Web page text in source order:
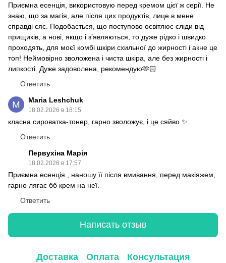
Приємна есенція, використовую перед кремом цієї ж серії. Не
знаю, що за магія, але після цих продуктів, лице в мене
справді сяє. Подобається, що поступово освітлює сліди від
прищиків, а нові, якщо і зʼявляються, то дуже рідко і швидко
проходять, для моєї комбі шкіри схильної до жирності і акне це
топ! Неймовірно зволожена і чиста шкіра, але без жирності і
липкості. Дуже задоволена, рекомендую🫶🏻
Ответить
Maria Leshchuk
18.02.2026 в 18:15
класна сироватка-тонер, гарно зволожує, і це сяйво ✨
Ответить
Первухіна Марія
18.02.2026 в 17:57
Приємна есенція , наношу її після вмивання, перед макіяжем,
гарно лягає бб крем на неї.
Ответить
Написать отзыв
Доставка Оплата Консультация